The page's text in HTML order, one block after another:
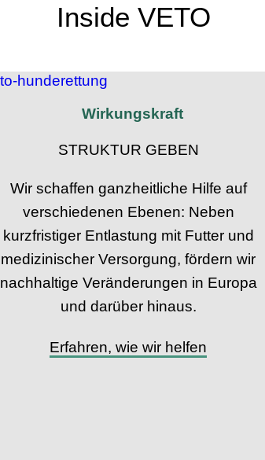
Inside VETO
Wirkungskraft
STRUKTUR GEBEN
Wir schaffen ganzheitliche Hilfe auf
verschiedenen Ebenen: Neben
kurzfristiger Entlastung mit Futter und
medizinischer Versorgung, fördern wir
nachhaltige Veränderungen in Europa
und darüber hinaus.
Erfahren, wie wir helfen